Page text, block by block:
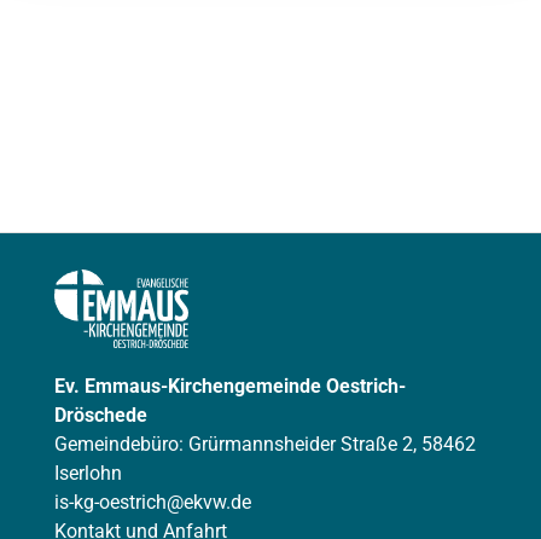
Ev. Emmaus-Kirchengemeinde Oestrich-
Dröschede
Gemeindebüro: Grürmannsheider Straße 2, 58462
Iserlohn
is-kg-oestrich@ekvw.de
Kontakt und Anfahrt